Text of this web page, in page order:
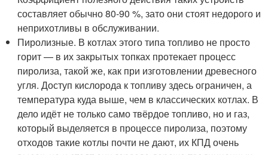
составляет обычно 80-90 %, зато они стоят недорого и
неприхотливы в обслуживании.
Пиролизные. В котлах этого типа топливо не просто
горит — в их закрытых топках протекает процесс
пиролиза, такой же, как при изготовлении древесного
угля. Доступ кислорода к топливу здесь ограничен, а
температура куда выше, чем в классических котлах. В
дело идёт не только само твёрдое топливо, но и газ,
который выделяется в процессе пиролиза, поэтому
отходов такие котлы почти не дают, их КПД очень